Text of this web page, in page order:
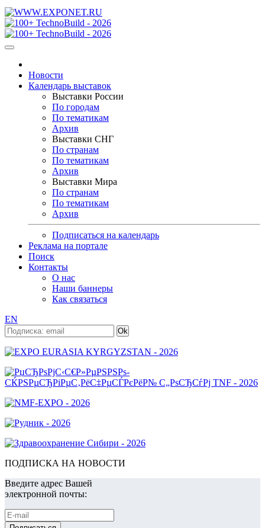
Новости
Календарь выставок
Выставки России
По городам
По тематикам
Архив
Выставки СНГ
По странам
По тематикам
Архив
Выставки Мира
По странам
По тематикам
Архив
Подписаться на календарь
Реклама на портале
Поиск
Контакты
О нас
Наши баннеры
Как связаться
EN
ПОДПИСКА НА НОВОСТИ
Введите адрес Вашей
электронной почты: